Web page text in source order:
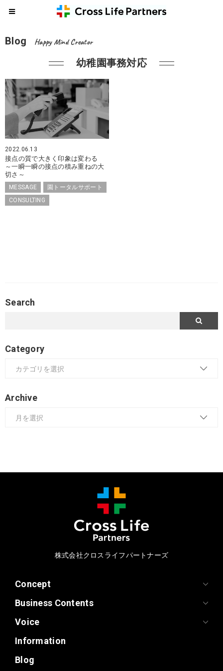
Blog Happy Mind Creator
幼稚園事務対応
2022.06.13
接点の質で大きく印象は変わる
～一瞬一瞬の接点の積み重ねの大
切さ～
MESSAGE
園トータルサポート
CONSULTING
Search
Category
Archive
株式会社クロスライフパートナーズ
Concept
Business Contents
Voice
Information
Blog